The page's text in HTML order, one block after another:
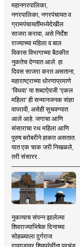
महानगरपालिका,
नगरपालिका, नगरपंचायत व
ग्रामपंचायतींमध्येदेखील
साजरा करावा, असे निर्देश
राज्याच्या महिला व बाल
विकास विभागाच्या बैठकीत
नुकतेच देण्यात आले. हा
दिवस साजरा करत असताना,
महाराष्ट्राच्या धोरणाप्रमाणे
'विधवा' या शब्दाऐवजी 'एकल
महिला' ही सन्मानजनक संज्ञा
वापरावी, असेही सुचवण्यात
आले आहे. जगाचा आणि
संसाराचा रथ महिला आणि
पुरुष बरोबरीने हाकत असतात.
यात एक चाक जरी निखळले,
तरी संसारर..
नुकत्याच संपन्न झालेल्या
शिवराज्याभिषेक दिनाच्या
सोहळ्याला दुर्गराज